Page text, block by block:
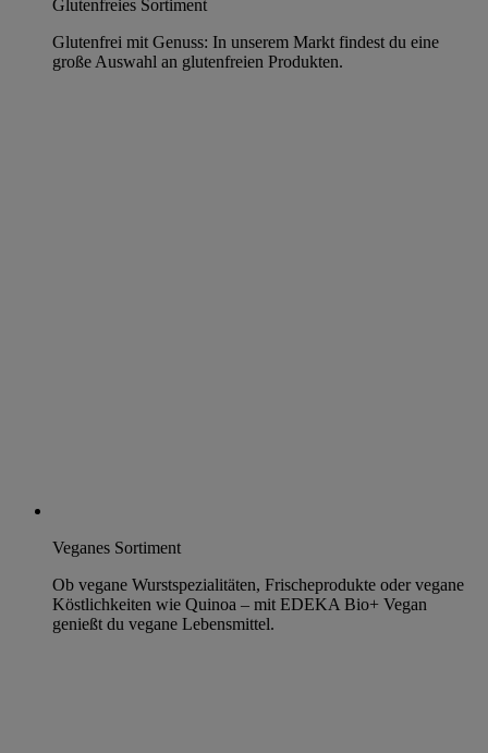
Glutenfreies Sortiment
Glutenfrei mit Genuss: In unserem Markt findest du eine
große Auswahl an glutenfreien Produkten.
Veganes Sortiment
Ob vegane Wurstspezialitäten, Frischeprodukte oder vegane
Köstlichkeiten wie Quinoa – mit EDEKA Bio+ Vegan
genießt du vegane Lebensmittel.